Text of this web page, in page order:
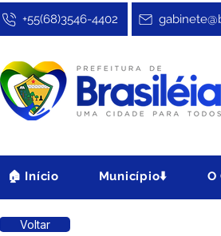
+55(68)3546-4402
🏠 Início Município⬇️ O
Voltar